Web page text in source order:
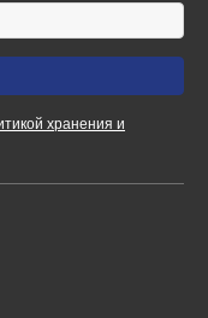
хранения и